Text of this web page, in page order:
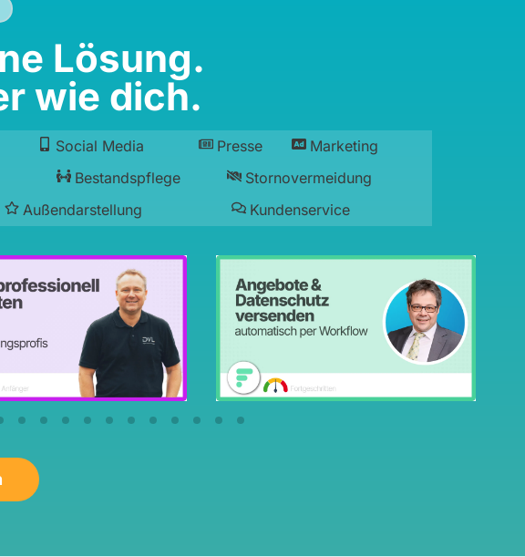
Lösung.
wie dich.
Social Media Presse
Marketing
Bestandspflege
Stornovermeidung
Außendarstellung Kundenservice